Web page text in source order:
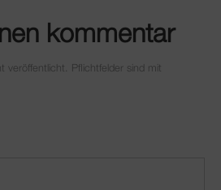
kommentar
veröffentlicht. Pflichtfelder sind mit